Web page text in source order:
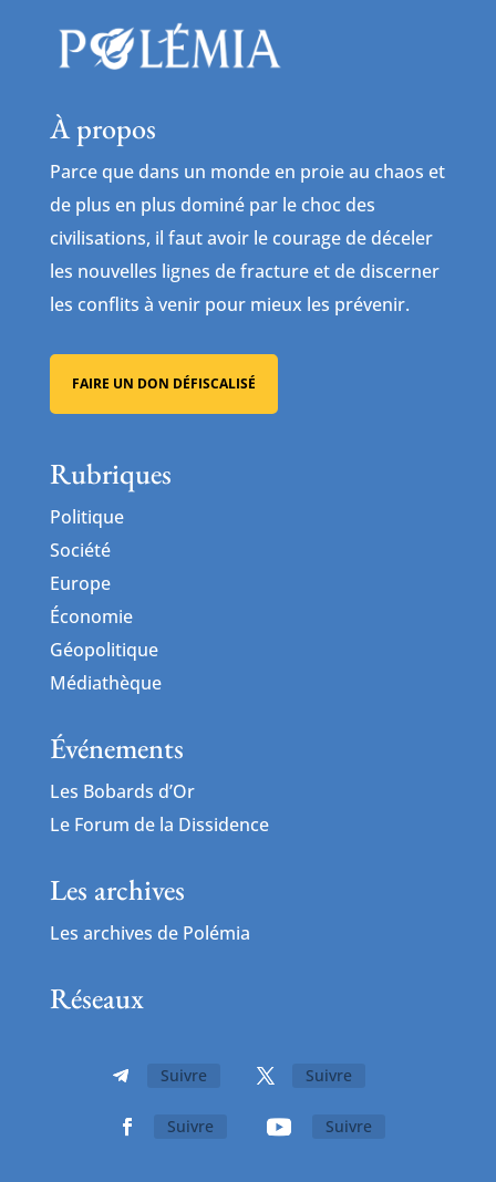
À propos
Parce que dans un monde en proie au chaos et
de plus en plus dominé par le choc des
civilisations, il faut avoir le courage de déceler
les nouvelles lignes de fracture et de discerner
les conflits à venir pour mieux les prévenir.
FAIRE UN DON DÉFISCALISÉ
Rubriques
Politique
Société
Europe
Économie
Géopolitique
Médiathèque
Événements
Les Bobards d’Or
Le Forum de la Dissidence
Les archives
Les archives de Polémia
Réseaux
Suivre Suivre
Suivre Suivre